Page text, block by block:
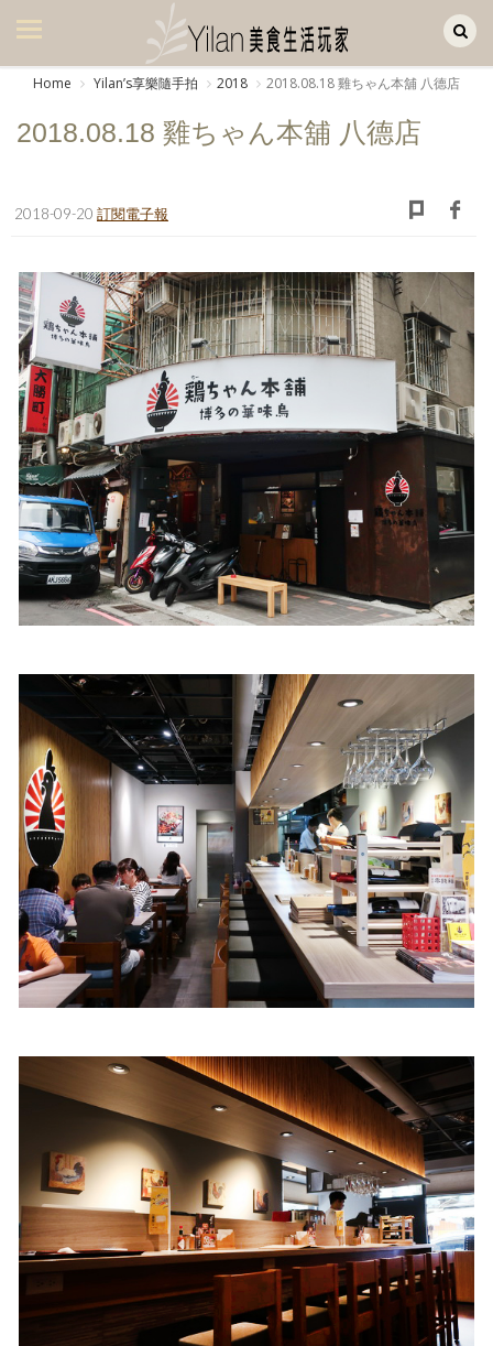
美食集
生活風
書房集
日記簿
餐桌週記
享樂隨手拍
照相簿
影音區
創意出版服務
關於Yilan
個人著作
活動實況記錄
媒體報導一覽
合作與代言
訂閱電子報
Home Yilanʼs享樂隨手拍 2018 2018.08.18 雞ちゃん本舖 八德店
2018.08.18 雞ちゃん本舖 八德店
2018-09-20 訂閱電子報